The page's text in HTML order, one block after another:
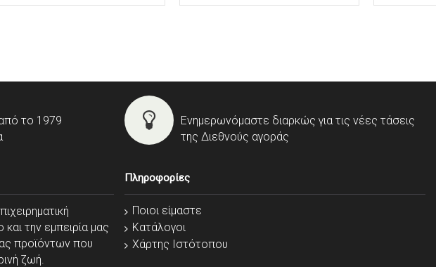
το 1979
Ενημερωνόμαστε διαρκώς για τις νέες τάσεις
της Διεθνούς αγοράς
την εμπειρία μας
προϊόντων που
ζωή.
Πληροφορίες
Ποιοι είμαστε
Κατάλογοι
Χάρτης Ιστότοπου